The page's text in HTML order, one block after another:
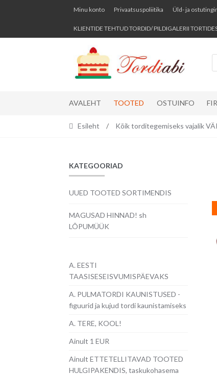
Skip
navigation
Skip
content
Minu konto Privaatsuspoliitika Üld- ja
KLIENTIDE TEHTUD TORDID/ PILDIGALERII
AVALEHT TOOTED OSTUINFO
Esileht / Kõik torditegemiseks vajalik
KATEGOORIAD
UUED TOOTED SORTIMENDIS
MAGUSAD HINNAD! sh
LÕPUMÜÜK
A. EESTI
TAASISESEISVUMISPÄEVAKS
A. PULMATORDI KAUNISTUSED -
figuurid ja kujud tordi kaunistamiseks
A. TERE, KOOL!
Ainult 1 EUR
Ainult ETTETELLITAVAD TOOTED
HULGIPAKENDIS, taskukohasema